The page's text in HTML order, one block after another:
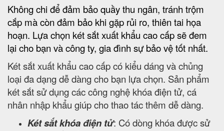
Không chi để đảm bảo quầy thu ngân, tránh trộm
cắp mà còn đảm bảo khi gặp rủi ro, thiên tai họa
hoạn. Lựa chọn két sắt xuất khẩu cao cấp sẽ đem
lại cho bạn và công ty, gia đình sự bảo vệ tốt nhất.
Két sắt xuất khẩu cao cấp có kiểu dáng và chủng
loại đa dạng dễ dàng cho bạn lựa chọn. Sản phẩm
két sắt sử dụng các công nghệ khóa điện tử, cá
nhân nhập khẩu giúp cho thao tác thêm dễ dàng.
Két sắt khóa điện tử: Có dòng khóa được sử